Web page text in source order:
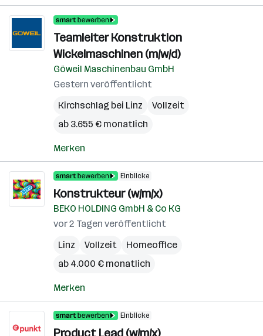
Teamleiter Konstruktion
Wickelmaschinen (m/w/d)
Göweil Maschinenbau GmbH
Gestern veröffentlicht
Kirchschlag bei Linz
Vollzeit
ab 3.655 € monatlich
Merken
Einblicke
Konstrukteur (w/m/x)
BEKO HOLDING GmbH & Co KG
vor 2 Tagen veröffentlicht
Linz
Vollzeit
Homeoffice
ab 4.000 € monatlich
Merken
Einblicke
Product Lead (w/m/x)